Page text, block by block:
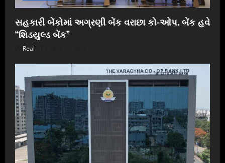
સહકારી બેંકોમાં અગ્રણી બેંક વરાછા કો-ઓપ. બેંક હવે
“શિડયુલ્ડ બેંક”
Real